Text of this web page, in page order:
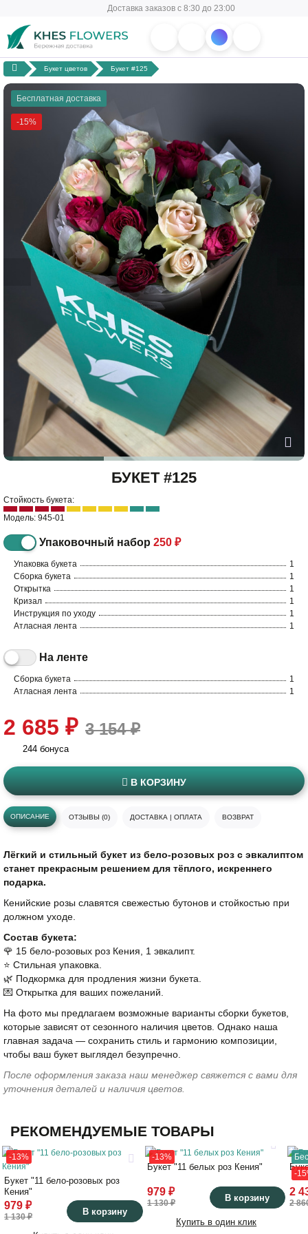
Доставка заказов с 8:30 до 23:00
Букет цветов Букет #125
Бесплатная доставка
-15%
БУКЕТ #125
Стойкость букета:
Модель: 945-01
Упаковочный набор 250 ₽
Упаковка букета
1
Сборка букета
1
Открытка
1
Кризал
1
Инструкция по уходу
1
Атласная лента
1
На ленте
Сборка букета
1
Атласная лента
1
2 685 ₽ 3 154 ₽
244 бонуса
В КОРЗИНУ
ОПИСАНИЕ ОТЗЫВЫ (0) ДОСТАВКА | ОПЛАТА ВОЗВРАТ
Лёгкий и стильный букет из бело-розовых роз с эвкалиптом
станет прекрасным решением для тёплого, искреннего
подарка.
Кенийские розы славятся свежестью бутонов и стойкостью при
должном уходе.
Состав букета:
🌹 15 бело-розовых роз Кения, 1 эвкалипт.
⭐️ Стильная упаковка.
🌿 Подкормка для продления жизни букета.
💌 Открытка для ваших пожеланий.
На фото мы предлагаем возможные варианты сборки букетов,
которые зависят от сезонного наличия цветов. Однако наша
главная задача — сохранить стиль и гармонию композиции,
чтобы ваш букет выглядел безупречно.
После оформления заказа наш менеджер свяжется с вами для
уточнения деталей и наличия цветов.
РЕКОМЕНДУЕМЫЕ ТОВАРЫ
-13%
Букет "11 бело-розовых роз
Кения"
979 ₽
1 130 ₽ В корзину
-13%
Букет "11 белых роз Кения"
979 ₽
1 130 ₽ В корзину
Купить в один клик
-
2
2